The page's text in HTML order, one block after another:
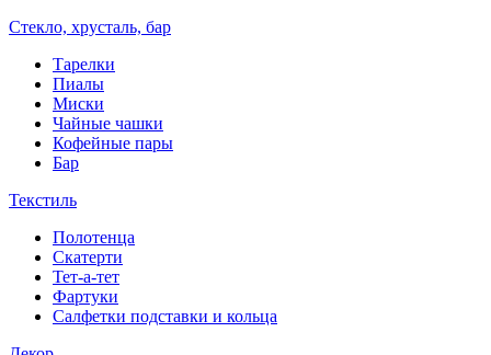
Стекло, хрусталь, бар
Тарелки
Пиалы
Миски
Чайные чашки
Кофейные пары
Бар
Текстиль
Полотенца
Скатерти
Тет-а-тет
Фартуки
Салфетки подставки и кольца